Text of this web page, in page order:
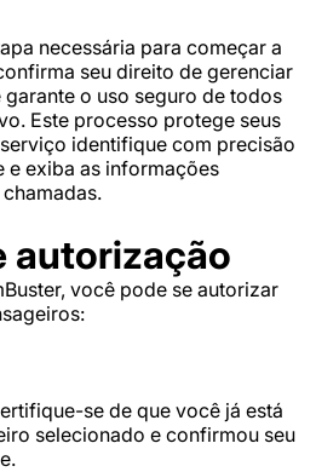
necessária para começar a
seu direito de gerenciar
o uso seguro de todos
Este processo protege seus
identifique com precisão
e exiba as informações
autorização
você pode se autorizar
se de que você já está
selecionado e confirmou seu